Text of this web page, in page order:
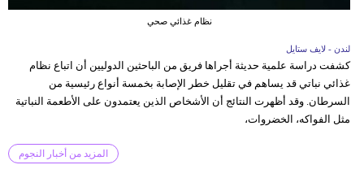
نظام غذائي صحي
لندن - لايف ستايل
كشفت دراسة علمية حديثة أجراها فريق من الباحثين الدوليين أن اتباع نظام
غذائي نباتي قد يساهم في تقليل خطر الإصابة بخمسة أنواع رئيسية من
السرطان. وقد أظهرت النتائج أن الأشخاص الذين يعتمدون على الأطعمة النباتية
مثل الفواكه، الخضروات،
المزيد من أخبار النجوم